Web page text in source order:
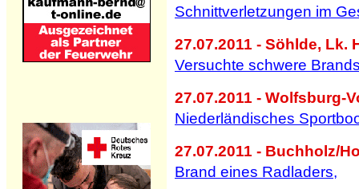
Schnittverletzungen im
27.07.2011 - Söhlde, Lk.
Versuchte schwere
27.07.2011 - Wolfsburg-
Niederländisches
27.07.2011 - Buchholz/
Brand eines Radladers,